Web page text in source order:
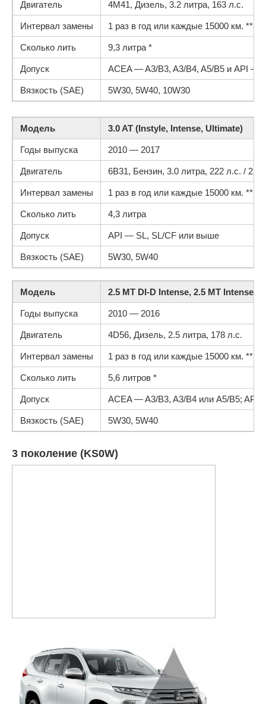
Двигатель 4M41, Дизель, 3.2 литра, 163 л.с.
Интервал замены 1 раз в год или каждые 15000 км. **
Сколько лить 9,3 литра *
Допуск ACEA — A3/B3, A3/B4, A5/B5 и API —
Вязкость (SAE) 5W30, 5W40, 10W30
Модель 3.0 AT (Instyle, Intense, Ultimate)
Годы выпуска 2010 — 2017
Двигатель 6B31, Бензин, 3.0 литра, 222 л.с. / 220
Интервал замены 1 раз в год или каждые 15000 км. **
Сколько лить 4,3 литра
Допуск API — SL, SL/CF или выше
Вязкость (SAE) 5W30, 5W40
Модель 2.5 MT DI-D Intense, 2.5 MT Intense,
Годы выпуска 2010 — 2016
Двигатель 4D56, Дизель, 2.5 литра, 178 л.с.
Интервал замены 1 раз в год или каждые 15000 км. **
Сколько лить 5,6 литров *
Допуск ACEA — A3/B3, A3/B4 или A5/B5; API
Вязкость (SAE) 5W30, 5W40
3 поколение (KS0W)